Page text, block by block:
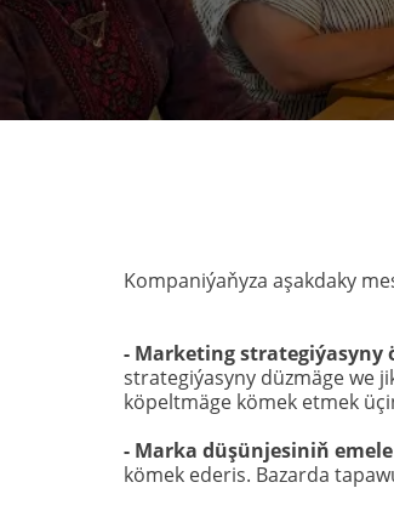
Kompaniýaňyza aşakdaky
- Marketing strategiýasyny
strategiýasyny düzmäge we
köpeltmäge kömek etmek
- Marka düşünjesiniň
kömek ederis. Bazarda